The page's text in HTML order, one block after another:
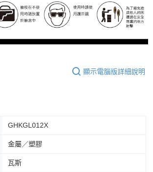
顯示電腦版詳細說明
GHKGL012X
金屬／塑膠
瓦斯